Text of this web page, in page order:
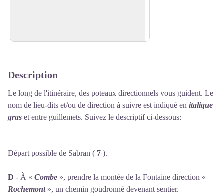
Description
Le long de l'itinéraire, des poteaux directionnels vous guident. Le
nom de lieu-dits et/ou de direction à suivre est indiqué en italique
gras et entre guillemets. Suivez le descriptif ci-dessous:
Départ possible de Sabran ( 7 ).
D - À « Combe », prendre la montée de la Fontaine direction «
Rochemont », un chemin goudronné devenant sentier.